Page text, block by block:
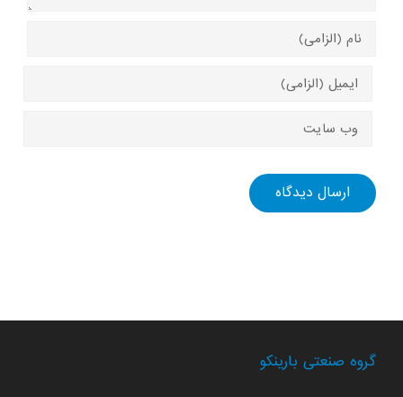
گروه صنعتی بارینکو